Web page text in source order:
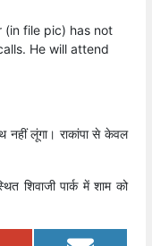
(in file pic) has not
He will attend
नहीं लूंगा। राकांपा से केवल
शिवाजी पार्क में शाम को